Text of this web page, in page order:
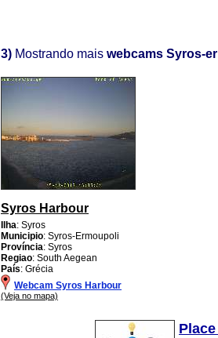
3) Mostrando mais webcams Syros-
Syros Harbour
Ilha: Syros
Municipio: Syros-Ermoupoli
Província: Syros
Regiao: South Aegean
País: Grécia
Webcam Syros Harbour
(Veja no mapa)